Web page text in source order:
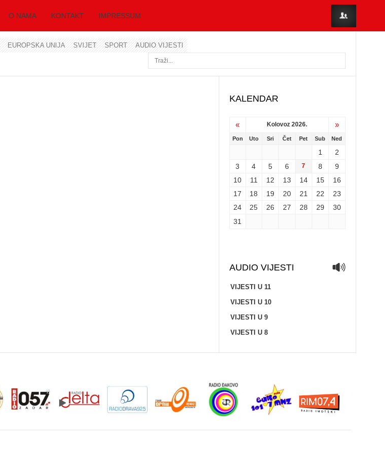
O NAMA KONTAKT IMPRESSUM
EUROPSKA UNIJA SVIJET SPORT AUDIO VIJESTI
KALENDAR
« Kolovoz 2026. »
Pon Uto Sri Čet Pet Sub Ned
1
2
3
4 5 6 7 8
9
10
11 12 13 14 15
16
17
18 19 20 21 22
23
24
25 26 27 28 29
30
31
AUDIO VIJESTI
VIJESTI U 11
VIJESTI U 10
VIJESTI U 9
VIJESTI U 8